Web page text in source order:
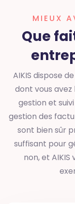
MIEUX
Que
AIKIS dispose
dont vous avez
gestion et
gestion des
sont bien sûr
suffisant pour
non, et